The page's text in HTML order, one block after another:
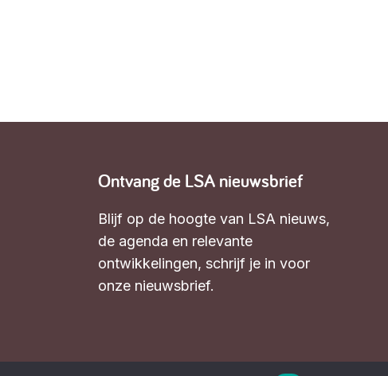
Ontvang de LSA nieuwsbrief
Blijf op de hoogte van LSA nieuws,
de agenda en relevante
ontwikkelingen, schrijf je in voor
onze nieuwsbrief.